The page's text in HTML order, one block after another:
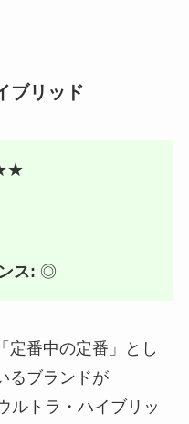
ブリッド
ス: ◎
定番中の定番」とし
るブランドが
ルトラ・ハイブリッ